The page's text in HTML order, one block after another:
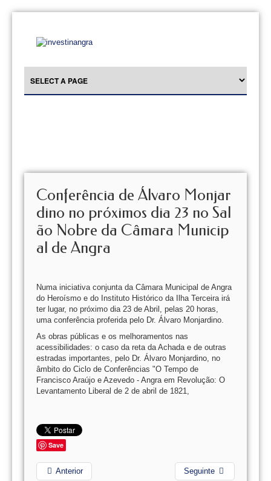
Conferência de Álvaro Monjar
dino no próximos dia 23 no Sal
ão Nobre da Câmara Municip
al de Angra
Numa iniciativa conjunta da Câmara Municipal de Angra
do Heroísmo e do Instituto Histórico da Ilha Terceira irá
ter lugar, no próximo dia 23 de Abril, pelas 20 horas,
uma conferência proferida pelo Dr. Álvaro Monjardino.
As obras públicas e os melhoramentos nas
acessibilidades: o caso da reta da Achada e de outras
estradas importantes, pelo Dr. Álvaro Monjardino, no
âmbito do Ciclo de Conferências "O Tempo de
Francisco Araújo e Azevedo - Angra em Revolução: O
Levantamento Liberal de 2 de abril de 1821,
Save
Anterior Seguinte